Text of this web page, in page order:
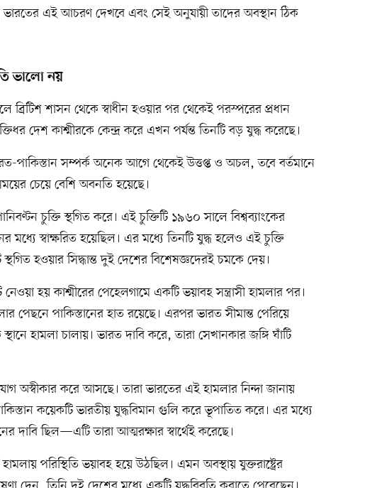
এই আচরণ দেখবে এবং সেই অনুযায়ী তাদের অবস্থান ঠিক
ভালো নয়
ব্রিটিশ শাসন থেকে স্বাধীন হওয়ার পর থেকেই পরস্পরের প্রধান
দেশ কাশ্মীরকে কেন্দ্র করে এখন পর্যন্ত তিনটি বড় যুদ্ধ করেছে।
পাকিস্তান সম্পর্ক অনেক আগে থেকেই উত্তপ্ত ও অচল, তবে বর্তমানে
চেয়ে বেশি অবনতি হয়েছে।
চুক্তি স্থগিত করে। এই চুক্তিটি ১৯৬০ সালে বিশ্বব্যাংকের
মধ্যে স্বাক্ষরিত হয়েছিল। এর মধ্যে তিনটি যুদ্ধ হলেও এই চুক্তি
হওয়ার সিদ্ধান্ত দুই দেশের বিশেষজ্ঞদেরই চমকে দেয়।
নেওয়া হয় কাশ্মীরের পেহেলগামে একটি ভয়াবহ সন্ত্রাসী হামলার পর।
পেছনে পাকিস্তানের হাত রয়েছে। এরপর ভারত সীমান্ত পেরিয়ে
হামলা চালায়। ভারত দাবি করে, তারা সেখানকার জঙ্গি ঘাঁটি
অস্বীকার করে আসছে। তারা ভারতের এই হামলার নিন্দা জানায়
কয়েকটি ভারতীয় যুদ্ধবিমান গুলি করে ভূপাতিত করে। এর মধ্যে
দাবি ছিল—এটি তারা আত্মরক্ষার স্বার্থেই করেছে।
পরিস্থিতি ভয়াবহ হয়ে উঠছিল। এমন অবস্থায় যুক্তরাষ্ট্রের